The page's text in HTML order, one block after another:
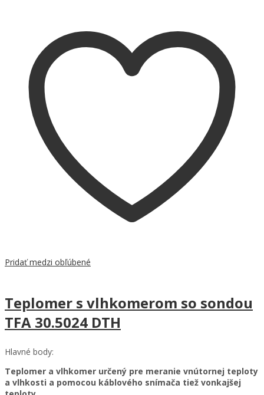
Pridať medzi obľúbené
Teplomer s vlhkomerom so sondou
TFA 30.5024 DTH
Hlavné body:
Teplomer a vlhkomer určený pre meranie vnútornej teploty
a vlhkosti a pomocou káblového snímača tiež vonkajšej